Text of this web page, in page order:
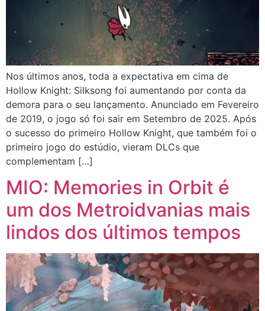
Nos últimos anos, toda a expectativa em cima de
Hollow Knight: Silksong foi aumentando por conta da
demora para o seu lançamento. Anunciado em Fevereiro
de 2019, o jogo só foi sair em Setembro de 2025. Após
o sucesso do primeiro Hollow Knight, que também foi o
primeiro jogo do estúdio, vieram DLCs que
complementam […]
MIO: Memories in Orbit é
um dos Metroidvanias mais
lindos dos últimos tempos